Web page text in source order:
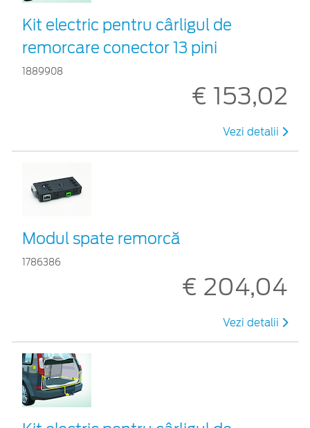
Kit electric pentru cârligul de
remorcare conector 13 pini
1889908
€ 153,02
Vezi detalii
Modul spate remorcă
1786386
€ 204,04
Vezi detalii